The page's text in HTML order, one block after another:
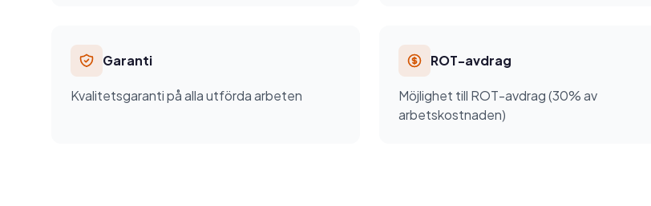
Garanti
Kvalitetsgaranti på alla utförda arbeten
ROT-avdrag
Möjlighet till ROT-avdrag (30% av
arbetskostnaden)